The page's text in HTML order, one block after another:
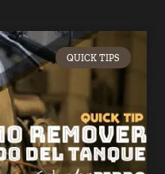
QUICK TIPS